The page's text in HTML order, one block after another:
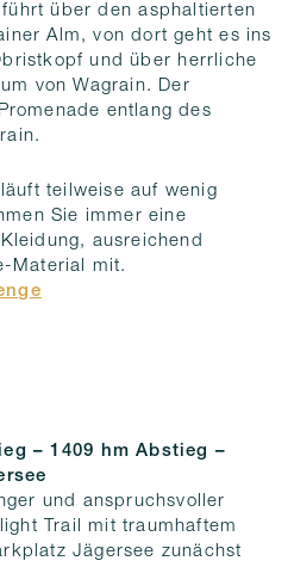
über den asphaltierten
Alm, von dort geht es ins
und über herrliche
von Wagrain. Der
entlang des
teilweise auf wenig
Sie immer eine
ausreichend
Material mit.
– 1409 hmAbstieg –
und anspruchsvoller
Trail mit traumhaftem
Jägersee zunächst